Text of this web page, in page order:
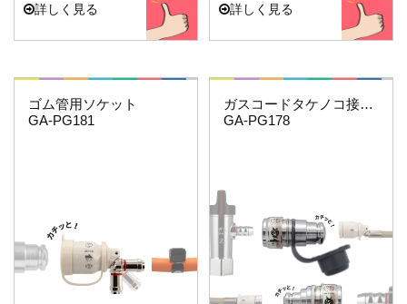
詳しく見る 詳しく見る
ゴム管用ソケット
GA-PG181
ガスコードタケノコ接続用セット
GA-PG178